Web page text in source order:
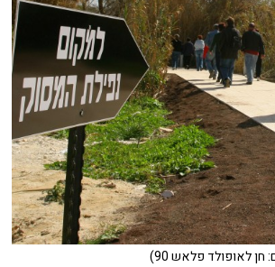
חן לאופולד פלאש 90)